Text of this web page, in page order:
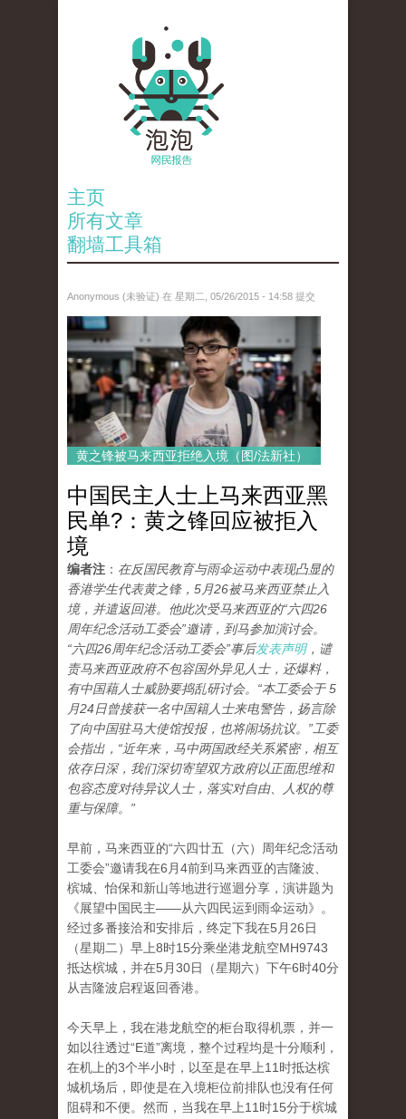
主页
所有文章
翻墙工具箱
Anonymous (未验证) 在 星期二, 05/26/2015 - 14:58 提交
anp-32744139.jpg
黄之锋被马来西亚拒绝入境（图/法新社）
中国民主人士上马来西亚黑
民单?：黄之锋回应被拒入
境
编者注 ： 在反国民教育与雨伞运动中表现凸显的
香港学生代表黄之锋，5月26被马来西亚禁止入
境，并遣返回港。他此次受马来西亚的“六四26
周年纪念活动工委会”邀请，到马参加演讨会。
“六四26周年纪念活动工委会”事后发表声明，谴
责马来西亚政府不包容国外异见人士，还爆料，
有中国藉人士威胁要捣乱研讨会。“本工委会于 5
月24日曾接获一名中国籍人士来电警告，扬言除
了向中国驻马大使馆投报，也将闹场抗议。”工委
会指出，“近年来，马中两国政经关系紧密，相互
依存日深，我们深切寄望双方政府以正面思维和
包容态度对待异议人士，落实对自由、人权的尊
重与保障。”
早前，马来西亚的“六四廿五（六）周年纪念活动
工委会”邀请我在6月4前到马来西亚的吉隆波、
槟城、怡保和新山等地进行巡迴分享，演讲题为
《展望中国民主——从六四民运到雨伞运动》。
经过多番接洽和安排后，终定下我在5月26日
（星期二）早上8时15分乘坐港龙航空MH9743
抵达槟城，并在5月30日（星期六）下午6时40分
从吉隆波启程返回香港。
今天早上，我在港龙航空的柜台取得机票，并一
如以往透过“E道”离境，整个过程均是十分顺利，
在机上的3个半小时，以至是在早上11时抵达槟
城机场后，即使是在入境柜位前排队也没有任何
阻碍和不便。然而，当我在早上11时15分于槟城